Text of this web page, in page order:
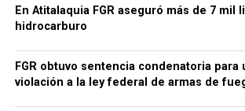
En Atitalaquia FGR aseguró más de 7 mil
hidrocarburo
FGR obtuvo sentencia condenatoria para
violación a la ley federal de armas de